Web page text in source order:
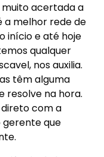
muito acertada a
a melhor rede de
início e até hoje
qualquer
nos auxilia.
têm alguma
resolve na hora.
com a
que